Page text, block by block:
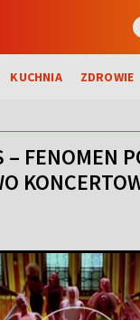
KUCHNIA ZDROWIE
– FENOMEN